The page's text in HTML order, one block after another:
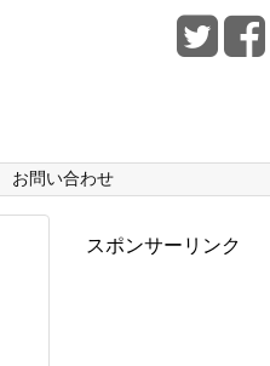
お問い合わせ
スポンサーリンク